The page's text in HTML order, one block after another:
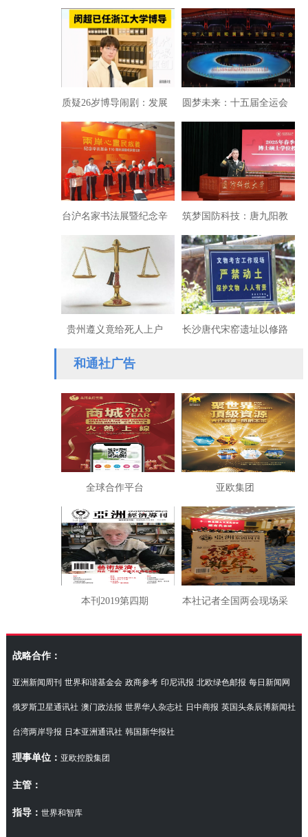
属已被在大陆台企解除职
务
行：完整揭露深层政府策
划实施病毒设计传播通信
证据
质疑26岁博导闹剧：发展
马克思主义要解决时代困
境
圆梦未来：十五届全运会
开幕式展现创新中国
台沪名家书法展暨纪念辛
亥革命110周年上海举行
筑梦国防科技：唐九阳教
授创新科技勇攀哲学高地
贵州遵义竟给死人上户
口，背后隐藏什么腐败交
易？
长沙唐代宋窑遗址以修路
和通社广告
全球合作平台 亚欧集团
本刊2019第四期 本社记者全国两会现场采
访湖南代表团
战略合作：
亚洲新闻周刊 世界和谐基金会 政商参考 印尼讯报 北欧绿色邮报 每日新闻网
俄罗斯卫星通讯社 澳门政法报 世界华人杂志社 日中商报 英国头条辰博新闻社
台湾两岸导报 日本亚洲通讯社 韩国新华报社
理事单位： 亚欧控股集团
主管：
指导： 世界和智库